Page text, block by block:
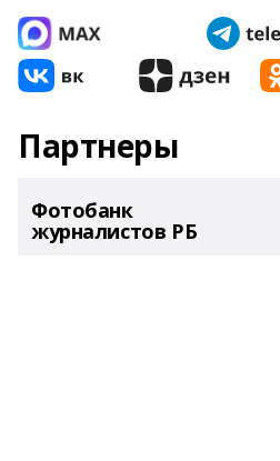
Партнеры
Фотобанк
журналистов РБ